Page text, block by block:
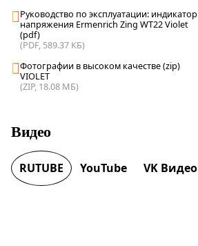
Руководство по эксплуатации: индикатор
напряжения Ermenrich Zing WT22 Violet
(pdf)
(PDF, 589.37 КБ)
Фотографии в высоком качестве (zip)
VIOLET
(ZIP, 18.08 МБ)
Видео
RUTUBE YouTube VK Видео